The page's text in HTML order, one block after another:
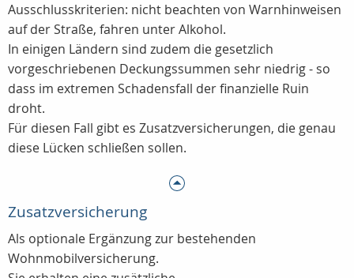
Ausschlusskriterien: nicht beachten von Warnhinweisen
auf der Straße, fahren unter Alkohol.
In einigen Ländern sind zudem die gesetzlich
vorgeschriebenen Deckungssummen sehr niedrig - so
dass im extremen Schadensfall der finanzielle Ruin
droht.
Für diesen Fall gibt es Zusatzversicherungen, die genau
diese Lücken schließen sollen.
Zusatzversicherung
Als optionale Ergänzung zur bestehenden
Wohnmobilversicherung.